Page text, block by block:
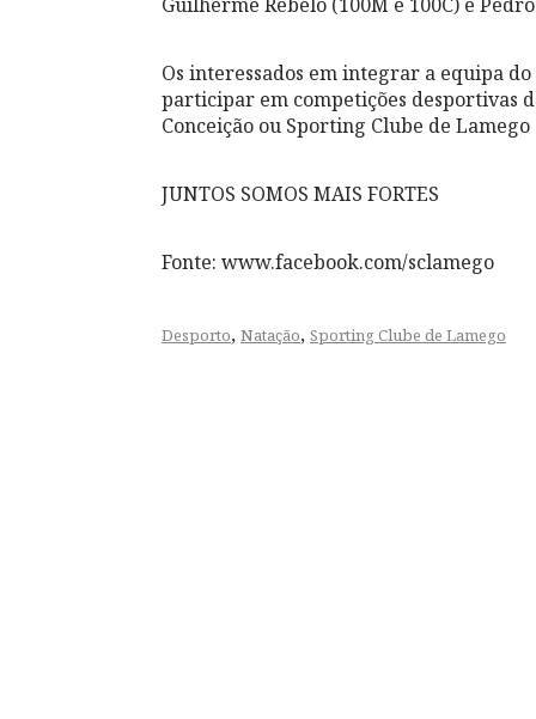
Os interessados em integrar a equipa
participar em competições desportivas
Conceição ou Sporting Clube de
JUNTOS SOMOS MAIS FORTES
Fonte: www.facebook.com/sclamego
Desporto, Natação, Sporting Clube de Lamego